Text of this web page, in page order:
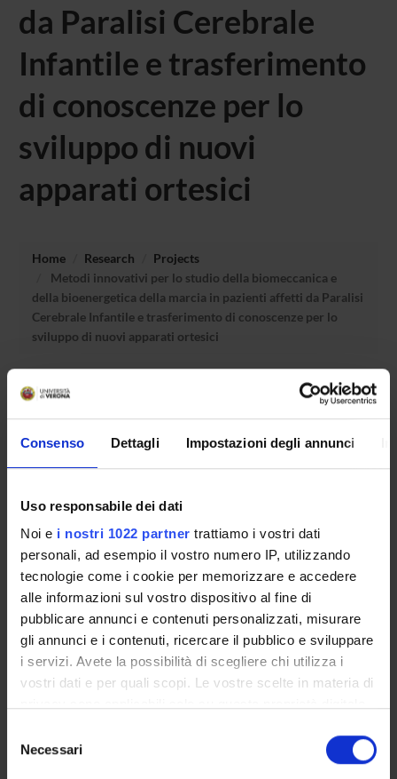
Consenso Dettagli Impostazioni degli annunci
Uso responsabile dei dati
Noi e i nostri 1022 partner trattiamo i vostri dati
personali, ad esempio il vostro numero IP, utilizzando
tecnologie come i cookie per memorizzare e accedere
alle informazioni sul vostro dispositivo al fine di
pubblicare annunci e contenuti personalizzati, misurare
gli annunci e i contenuti, ricercare il pubblico e sviluppare
i servizi. Avete la possibilità di scegliere chi utilizza i
vostri dati e per quali scopi. Le vostre scelte in materia di
modificare o revocare il proprio consenso in qualsiasi
momento dalla Dichiarazione sui cookie o facendo clic
delNecessari
da Paralisi Cerebrale
Infantile e trasferimento
di conoscenze per lo
sviluppo di nuovi
apparati ortesici
Home Research
Projects
Metodi innovativi per lo studio della biomeccanica e
della bioenergetica della marcia in pazienti affetti da Paralisi
Cerebrale Infantile e trasferimento di conoscenze per lo
sviluppo di nuovi apparati ortesici
Starting date
Duration (months)
SECTIONS
Movement Sciences Section
ACTIVITIES
SECTIONS